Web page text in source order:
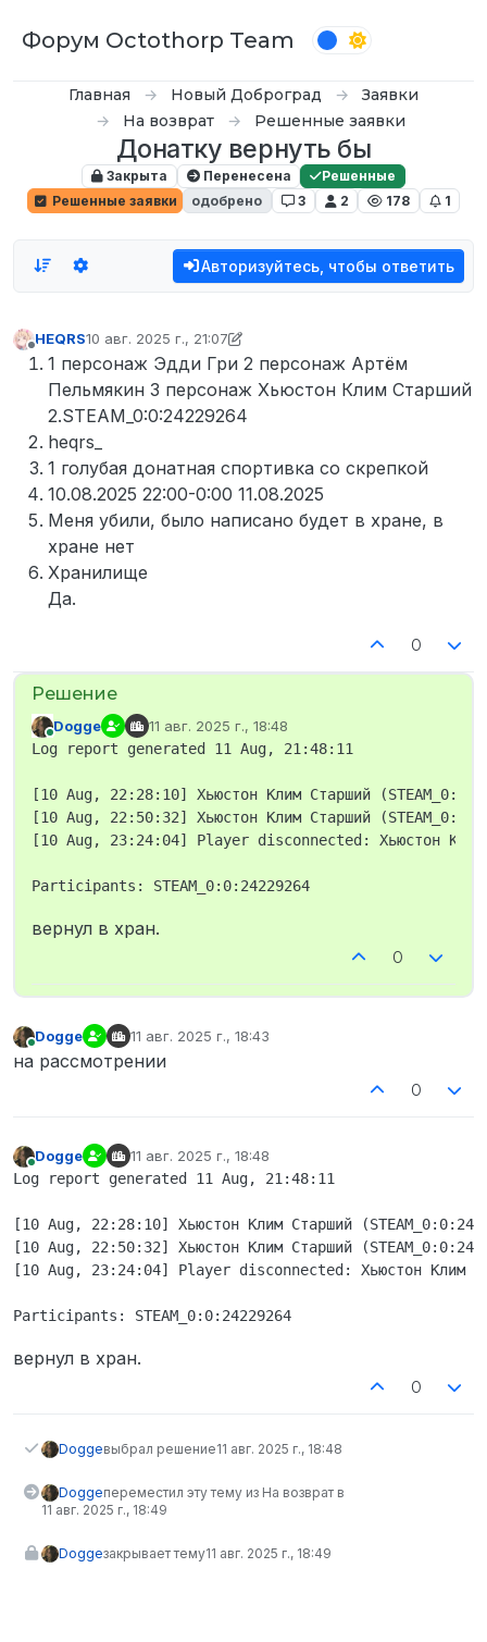
Форум Octothorp Team
Главная Новый Доброград
Заявки
На возврат
Решенные заявки
Донатку вернуть бы
Закрыта Перенесена
Решенные
Решенные заявки
одобрено 3 2 178 1
Авторизуйтесь, чтобы ответить
Не в сети
HEQRS10 авг. 2025 г., 21:07
отредактировано HEQRS
1 персонаж Эдди Гри 2 персонаж Артём
Пельмякин 3 персонаж Хьюстон Клим Старший
2.STEAM_0:0:24229264
heqrs_
1 голубая донатная спортивка со скрепкой
10.08.2025 22:00-0:00 11.08.2025
Меня убили, было написано будет в хране, в
хране нет
Хранилище
Да.
0
В сети
Dogge 11 авг. 2025 г., 18:48
отредактировано
Log report generated 11 Aug, 21:48:11
[10 Aug, 22:28:10] Хьюстон Клим Старший
[10 Aug, 22:50:32] Хьюстон Клим Старший
[10 Aug, 23:24:04] Player disconnected: Хьюстон Клим
вернул в хран.
0
Dogge 11 авг. 2025 г., 18:43
отредактировано
на рассмотрении
0
В сети
Dogge 11 авг. 2025 г., 18:48
отредактировано
Log report generated 11 Aug, 21:48:11
[10 Aug, 22:28:10] Хьюстон Клим Старший
[10 Aug, 22:50:32] Хьюстон Клим Старший
[10 Aug, 23:24:04] Player disconnected: Хьюстон Клим
вернул в хран.
0
Doggeвыбрал решение11 авг. 2025 г., 18:48
Doggeпереместил эту тему из На возврат в
11 авг. 2025 г., 18:49
Doggeзакрывает тему11 авг. 2025 г., 18:49